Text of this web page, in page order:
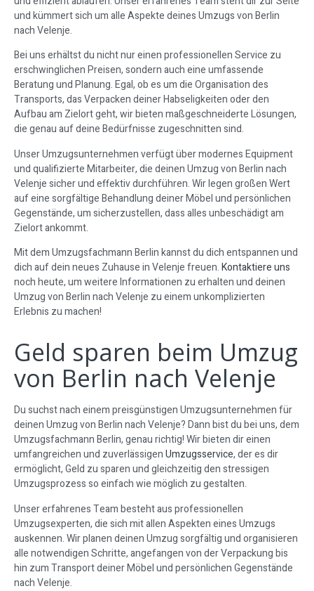
und kümmert sich um alle Aspekte deines Umzugs von Berlin
nach Velenje.
Bei uns erhältst du nicht nur einen professionellen Service zu
erschwinglichen Preisen, sondern auch eine umfassende
Beratung und Planung. Egal, ob es um die Organisation des
Transports, das Verpacken deiner Habseligkeiten oder den
Aufbau am Zielort geht, wir bieten maßgeschneiderte Lösungen,
die genau auf deine Bedürfnisse zugeschnitten sind.
Unser Umzugsunternehmen verfügt über modernes Equipment
und qualifizierte Mitarbeiter, die deinen Umzug von Berlin nach
Velenje sicher und effektiv durchführen. Wir legen großen Wert
auf eine sorgfältige Behandlung deiner Möbel und persönlichen
Gegenstände, um sicherzustellen, dass alles unbeschädigt am
Zielort ankommt.
Mit dem Umzugsfachmann Berlin kannst du dich entspannen und
dich auf dein neues Zuhause in Velenje freuen.Kontaktiere uns
noch heute, um weitere Informationen zu erhalten und deinen
Umzug von Berlin nach Velenje zu einem unkomplizierten
Erlebnis zu machen!
Geld sparen beim Umzug
von Berlin nach Velenje
Du suchst nach einem preisgünstigen Umzugsunternehmen für
deinen Umzug von Berlin nach Velenje? Dann bist du bei uns, dem
Umzugsfachmann Berlin, genau richtig! Wir bieten dir einen
umfangreichen und zuverlässigenUmzugsservice, der es dir
ermöglicht, Geld zu sparen und gleichzeitig den stressigen
Umzugsprozess so einfach wie möglich zu gestalten.
Unser erfahrenes Team besteht aus professionellen
Umzugsexperten, die sich mit allen Aspekten eines Umzugs
auskennen. Wir planen deinen Umzug sorgfältig und organisieren
alle notwendigen Schritte, angefangen von der Verpackung bis
hin zum Transport deiner Möbel und persönlichen Gegenstände
nach Velenje.